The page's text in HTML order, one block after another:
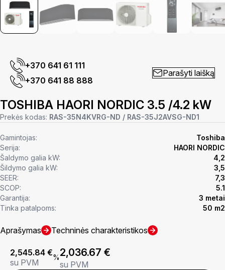
+370 641 61 111
+370 641 88 888
Parašyti laišką
TOSHIBA HAORI NORDIC 3.5 /4.2 kW
Prekės kodas: RAS-35N4KVRG-ND / RAS-35J2AVSG-ND1
Gamintojas:
Toshiba
Serija:
HAORI NORDIC
Šaldymo galia kW:
4,2
Šildymo galia kW:
3,5
SEER:
7,3
SCOP:
5.1
Garantija:
3 metai
Tinka patalpoms:
50 m2
Aprašymas Techninės charakteristikos
2,545.84 €
su PVM
%2,036.67 €
su PVM